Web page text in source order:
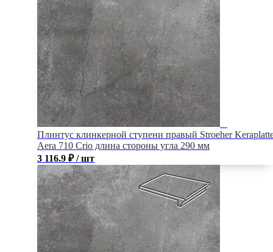
Плинтус клинкерной ступени правый Stroeher
Aera 710 Crio длина стороны угла 290 мм
3 116.9 ₽ / шт